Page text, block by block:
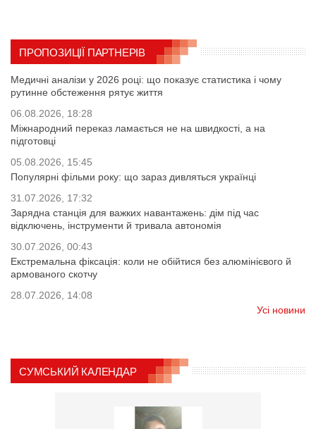
ПРОПОЗИЦІЇ ПАРТНЕРІВ
Медичні аналізи у 2026 році: що показує статистика і чому
рутинне обстеження рятує життя
06.08.2026, 18:28
Міжнародний переказ ламається не на швидкості, а на
підготовці
05.08.2026, 15:45
Популярні фільми року: що зараз дивляться українці
31.07.2026, 17:32
Зарядна станція для важких навантажень: дім під час
відключень, інструменти й тривала автономія
30.07.2026, 00:43
Екстремальна фіксація: коли не обійтися без алюмінієвого й
армованого скотчу
28.07.2026, 14:08
Усі новини
СУМСЬКИЙ КАЛЕНДАР